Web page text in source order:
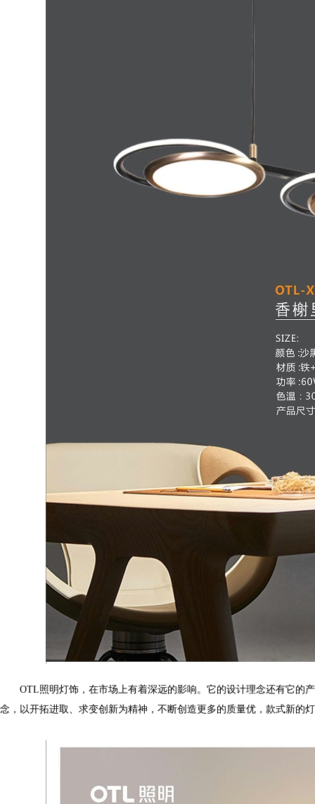
OTL照明灯饰，在市场上有着深远的影响。它的设计理念还有它的产品
念，以开拓进取、求变创新为精神，不断创造更多的质量优，款式新的灯